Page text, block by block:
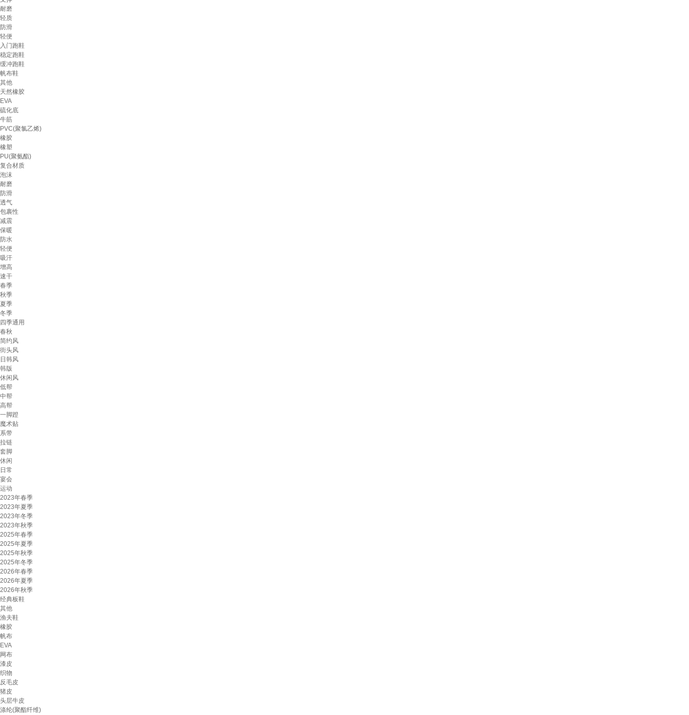
耐磨
轻质
防滑
轻便
入门跑鞋
稳定跑鞋
缓冲跑鞋
帆布鞋
其他
天然橡胶
EVA
硫化底
牛筋
PVC(聚氯乙烯)
橡胶
橡塑
PU(聚氨酯)
复合材质
泡沫
耐磨
防滑
透气
包裹性
减震
保暖
防水
轻便
吸汗
增高
速干
春季
秋季
夏季
冬季
四季通用
春秋
简约风
街头风
日韩风
韩版
休闲风
低帮
中帮
高帮
一脚蹬
魔术贴
系带
拉链
套脚
休闲
日常
宴会
运动
2023年春季
2023年夏季
2023年冬季
2023年秋季
2025年春季
2025年夏季
2025年秋季
2025年冬季
2026年春季
2026年夏季
2026年秋季
经典板鞋
其他
渔夫鞋
橡胶
帆布
EVA
网布
漆皮
织物
反毛皮
猪皮
头层牛皮
涤纶(聚酯纤维)